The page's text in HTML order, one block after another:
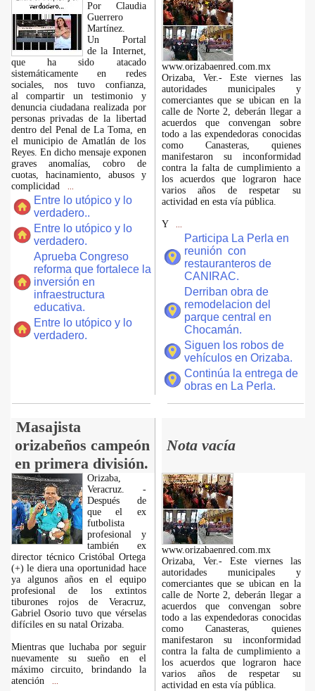
Por Claudia
Guerrero
Martínez.
​Un Portal
de la Internet,
que ha sido atacado
sistemáticamente en redes
sociales, nos tuvo confianza,
al compartir un testimonio y
denuncia ciudadana realizada por
personas privadas de la libertad
dentro del Penal de La Toma, en
el municipio de Amatlán de los
Reyes. En dicho mensaje exponen
graves anomalías, cobro de
cuotas, hacinamiento, abusos y
complicidad
Entre lo utópico y lo
verdadero..
Entre lo utópico y lo
verdadero.
Aprueba Congreso
reforma que fortalece la
inversión en
infraestructura
educativa.
Entre lo utópico y lo
verdadero.
www.orizabaenred.com.mx
Orizaba, Ver.- Este viernes las
autoridades municipales y
comerciantes que se ubican en la
calle de Norte 2, deberán llegar a
acuerdos que convengan sobre
todo a las expendedoras conocidas
como Canasteras, quienes
manifestaron su inconformidad
contra la falta de cumplimiento a
los acuerdos que lograron hace
varios años de respetar su
actividad en esta vía pública.
Y
Participa La Perla en
reunión con
restauranteros de
CANIRAC.
Derriban obra de
remodelacion del
parque central en
Chocamán.
Siguen los robos de
vehículos en Orizaba.
Continúa la entrega de
obras en La Perla.
Masajista
orizabeños campeón
en primera división.
Nota vacía
Orizaba,
Veracruz. -
Después de
que el ex
futbolista
profesional y
también ex
director técnico Cristóbal Ortega
(+) le diera una oportunidad hace
ya algunos años en el equipo
profesional de los extintos
tiburones rojos de Veracruz,
Gabriel Osorio tuvo que vérselas
difíciles en su natal Orizaba.
Mientras que luchaba por seguir
nuevamente su sueño en el
máximo circuito, brindando la
atención
www.orizabaenred.com.mx
Orizaba, Ver.- Este viernes las
autoridades municipales y
comerciantes que se ubican en la
calle de Norte 2, deberán llegar a
acuerdos que convengan sobre
todo a las expendedoras conocidas
como Canasteras, quienes
manifestaron su inconformidad
contra la falta de cumplimiento a
los acuerdos que lograron hace
varios años de respetar su
actividad en esta vía pública.